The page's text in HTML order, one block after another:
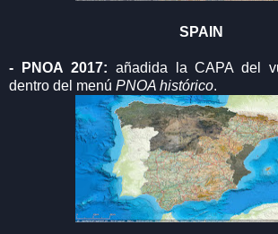
SPAIN
- PNOA 2017: añadida la CAPA del
dentro del menú PNOA histórico.